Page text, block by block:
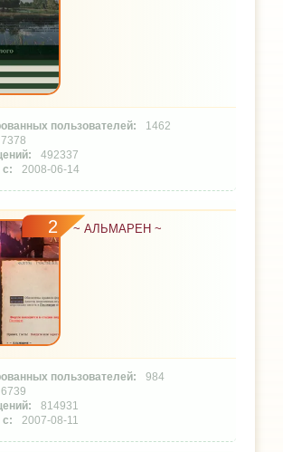
1462
7378
492337
2008-06-14
2 ~ АЛЬМАРЕН ~
984
6739
814931
2007-08-11